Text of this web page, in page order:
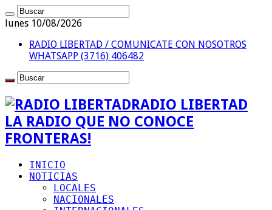
lunes 10/08/2026
RADIO LIBERTAD / COMUNICATE CON NOSOTROS
WHATSAPP (3716) 406482
RADIO LIBERTAD
LA RADIO QUE NO CONOCE
FRONTERAS!
INICIO
NOTICIAS
LOCALES
NACIONALES